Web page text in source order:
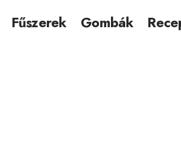
Fűszerek Gombák